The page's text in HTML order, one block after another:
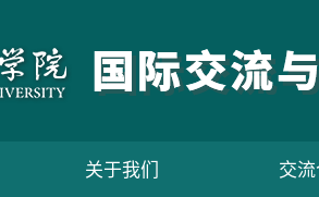
关于我们 交